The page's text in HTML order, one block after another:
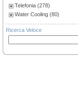
Telefonia (278)
Water Cooling (80)
Ricerca Veloce